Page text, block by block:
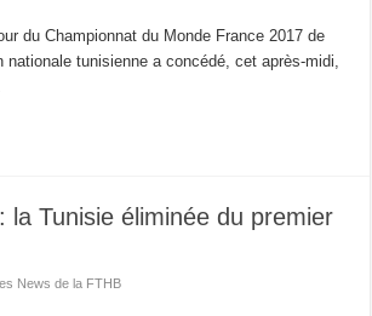
du Championnat du Monde France 2017 de
nationale tunisienne a concédé, cet après-midi,
la Tunisie éliminée du premier
News de la FTHB